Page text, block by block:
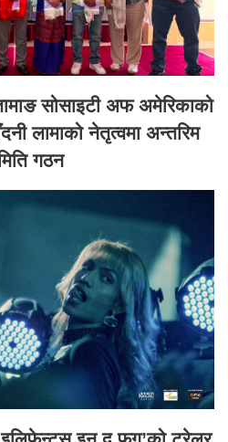
सोसाइटी अफ अमेरिकाको
लामाको नेतृत्वमा अन्तरिम
गठन